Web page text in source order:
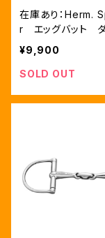
在庫あり：Herm.
r エッグバット ダ
ョイント
¥9,900
SOLD OUT